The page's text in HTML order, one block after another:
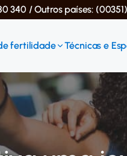
340 / Outros países:
fertilidade Técnicas e